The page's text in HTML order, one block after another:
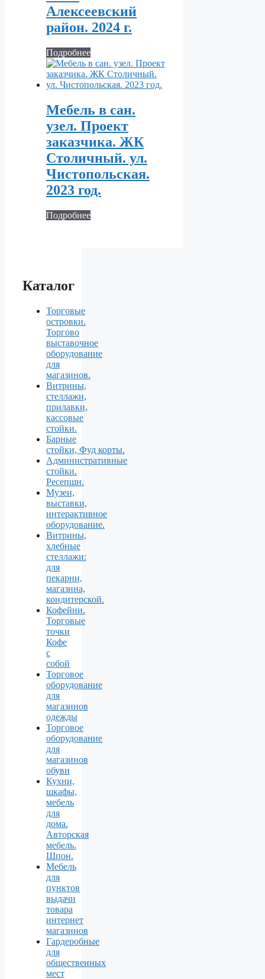
Алексеевский
район. 2024 г.
Подробнее
Мебель в сан.
узел. Проект
заказчика. ЖК
Столичный. ул.
Чистопольская.
2023 год.
Подробнее
Каталог
Торговые
островки.
Торгово
выставочное
оборудование
для
магазинов.
Витрины,
стеллажи,
прилавки,
кассовые
стойки.
Барные
стойки, Фуд корты.
Aдминистративные
стойки.
Ресепшн.
Музеи,
выставки,
интерактивное
оборудование.
Витрины,
хлебные
стеллажи:
для
пекарни,
магазина,
кондитерской.
Кофейни.
Торговые
точки
Кофе
с
собой
Торговое
оборудование
для
магазинов
одежды
Торговое
оборудование
для
магазинов
обуви
Кухни,
шкафы,
мебель
для
дома.
Авторская
мебель.
Шпон.
Мебель
для
пунктов
выдачи
товара
интернет
магазинов
Гардеробные
для
общественных
мест